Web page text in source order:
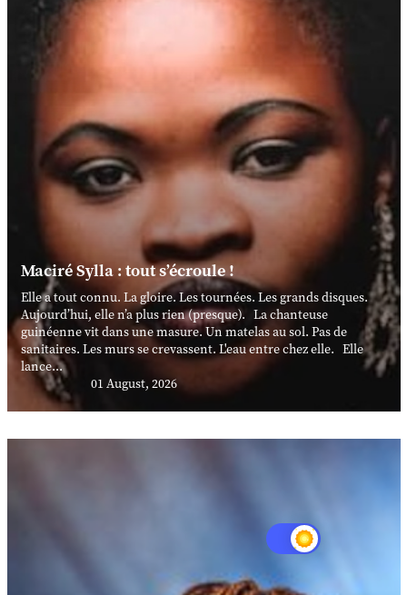
Maciré Sylla : tout s’écroule !
Elle a tout connu. La gloire. Les tournées. Les grands disques.
Aujourd’hui, elle n’a plus rien (presque). La chanteuse
guinéenne vit dans une masure. Un matelas au sol. Pas de
sanitaires. Les murs se crevassent. L'eau entre chez elle. Elle
lance...
01 August, 2026